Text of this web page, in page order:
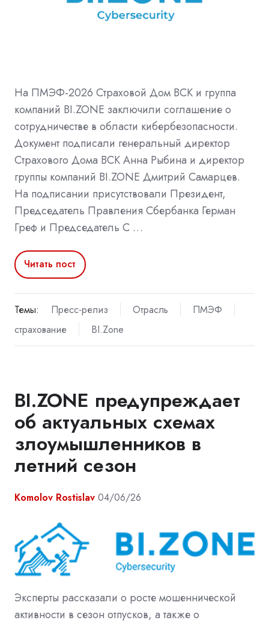
На ПМЭФ-2026 Страховой Дом ВСК и группа
компаний BI.ZONE заключили соглашение о
сотрудничестве в области кибербезопасности.
Документ подписали генеральный директор
Страхового Дома ВСК Анна Рыбина и директор
группы компаний BI.ZONE Дмитрий Самарцев.
На подписании присутствовали Президент,
Председатель Правления Сбербанка Герман
Греф и Председатель С …
Читать пост
Темы: Пресс-релиз Отрасль
ПМЭФ
страхование
BI.Zone
BI.ZONE предупреждает
об актуальных схемах
злоумышленников в
летний сезон
Komolov Rostislav 04/06/26
Эксперты рассказали о росте мошеннической
активности в сезон отпусков, а также о